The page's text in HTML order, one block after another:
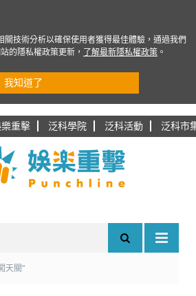
重擊 泛科學院 泛科活動 泛科市
天關"
關技術分析以確保使用者獲得最佳體驗，通過我們
的隱私權政策更新，
了解最新隱私權政策 。
我知道了